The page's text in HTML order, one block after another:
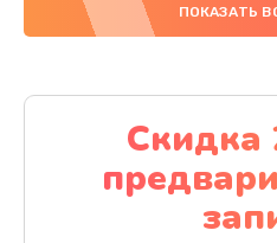
Замена
Чистка
1060
ПОКАЗАТЬ
Скидка